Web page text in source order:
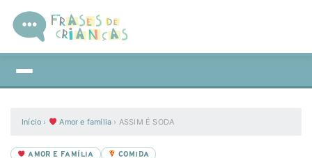
Início › Amor e família › ASSIM É SODA
AMOR E FAMÍLIA COMIDA